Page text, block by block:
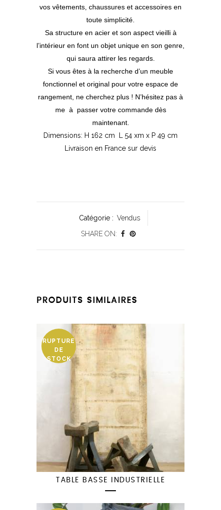
vos vêtements, chaussures et accessoires en
toute simplicité.
Sa structure en acier et son aspect vieilli à
l’intérieur en font un objet unique en son genre,
qui saura attirer les regards.
Si vous êtes à la recherche d’un meuble
fonctionnel et original pour votre espace de
rangement, ne cherchez plus ! N’hésitez pas à
me à passer votre commande dès
maintenant.
Dimensions: H 162 cm L 54 xm x P 49 cm
Livraison en France sur devis
Catégorie : Vendus
SHARE ON:
PRODUITS SIMILAIRES
RUPTURE
DE
STOCK
TABLE BASSE INDUSTRIELLE